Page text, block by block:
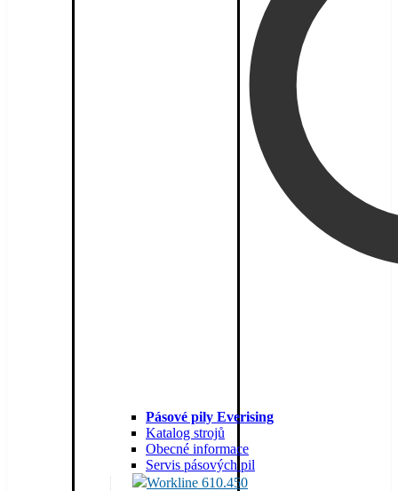
Pásové pily Everising
Katalog strojů
Obecné informace
Servis pásových pil